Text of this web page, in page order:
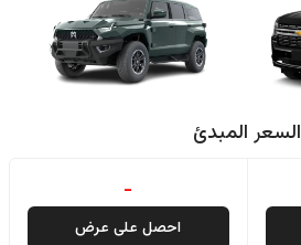
السعر المبدئ
-
احصل على عرض